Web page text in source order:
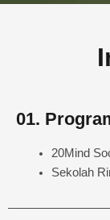
01.
20Mind
Sekolah